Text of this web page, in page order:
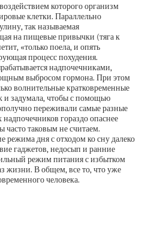
которого организм
клетки. Параллельно
так называемая
на пищевые привычки (тяга к
«только поела, и опять
процесс похудения.
надпочечниками,
выбросом гормона. При этом
волнительные кратковременные
и задумала, чтобы с помощью
переживали самые разные
гораздо опаснее
часто таковым не считаем.
режима дня с отходом ко сну далеко
гаджетов, недосып и ранние
режим питания с избытком
жизни. В общем, все то, что уже
человека.